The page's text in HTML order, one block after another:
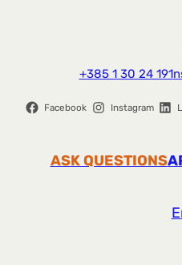
+385 1 30 24 191
Facebook Instagram
ASK QUESTIONS